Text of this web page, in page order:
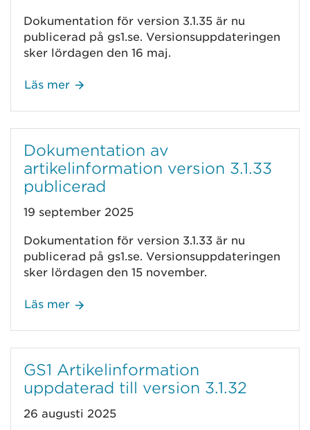
Dokumentation för version 3.1.35 är nu
publicerad på gs1.se. Versionsuppdateringen
sker lördagen den 16 maj.
Läs mer
Dokumentation av
artikelinformation version 3.1.33
publicerad
19 september 2025
Dokumentation för version 3.1.33 är nu
publicerad på gs1.se. Versionsuppdateringen
sker lördagen den 15 november.
Läs mer
GS1 Artikelinformation
uppdaterad till version 3.1.32
26 augusti 2025